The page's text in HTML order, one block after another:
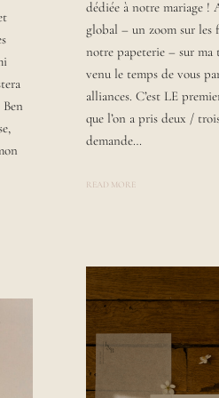
D
Y
L
A
U
A
dédiée à notre mariage !
global – un zoom sur les
notre papeterie – sur ma
venu le temps de vous
alliances. C’est LE
que l’on a pris deux /
demande…
READ MORE